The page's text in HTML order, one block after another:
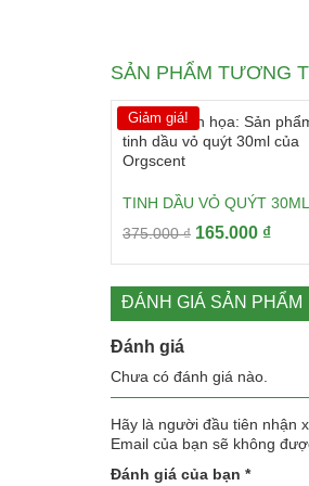
SẢN PHẨM TƯƠNG
Giảm giá!
TINH DẦU VỎ QUÝT 30ML
375.000₫ Giá
375.000 ₫.
165.000 ₫Giá
là:
ĐÁNH GIÁ SẢN PHẨM
Đánh giá
Chưa có đánh giá nào.
Hãy là người đầu tiên nhận
Email của bạn sẽ không
Đánh giá của bạn *